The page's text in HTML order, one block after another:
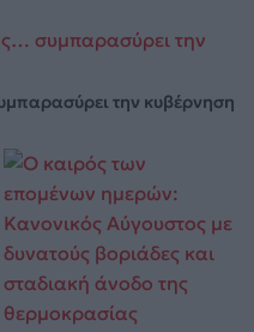
την κυβέρνηση